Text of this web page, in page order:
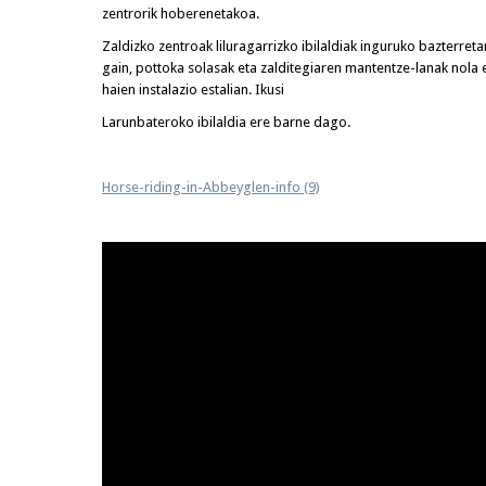
zentrorik hoberenetakoa.
Zaldizko zentroak liluragarrizko ibilaldiak inguruko
gain, pottoka solasak eta zalditegiaren mantentze-lanak nola
haien instalazio estalian. Ikusi
Larunbateroko ibilaldia ere barne dago.
Horse-riding-in-Abbeyglen-info (9)